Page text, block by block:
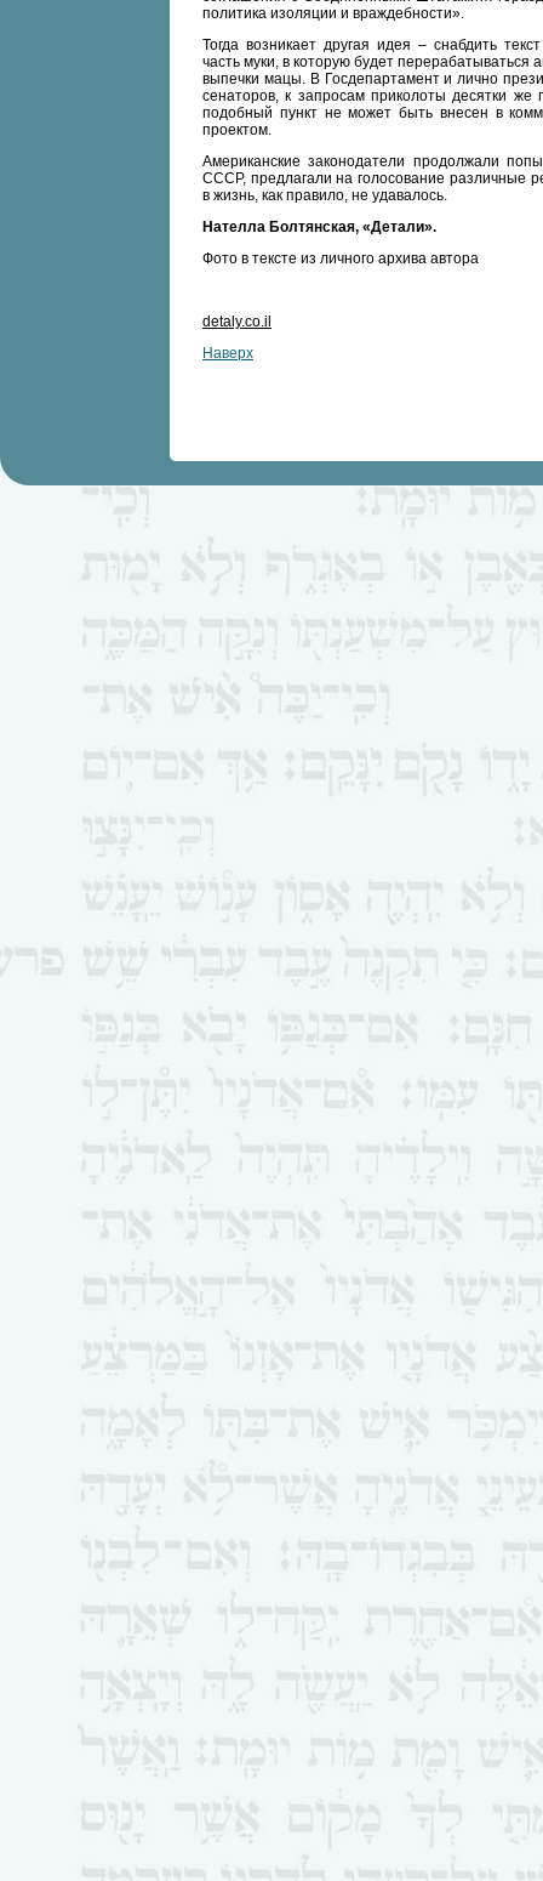
политика изоляции и враждебности».
Тогда возникает другая идея – снабдить
часть муки, в которую будет
выпечки мацы. В Госдепартамент и лично
сенаторов, к запросам приколоты десятки
подобный пункт не может быть внесен в
проектом.
Американские законодатели продолжали
СССР, предлагали на голосование различные
в жизнь, как правило, не удавалось.
Нателла Болтянская, «Детали».
Фото в тексте из личного архива автора
detaly.co.il
Наверх